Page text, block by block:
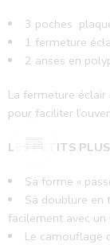
3 poches
1 fermeture
2 anses en
La fermeture éclair
pour faciliter
LES PETITS
Sa forme «
Sa doublure en
facilement avec un
Le camouflage